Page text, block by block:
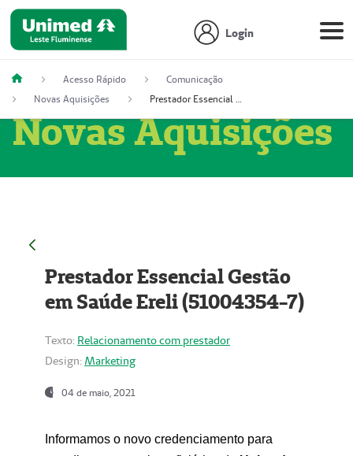
Login
Acesso Rápido
Comunicação
Novas Aquisições
Prestador Essencial Gestão em Saúde Ereli (51004354-7)
Novas Aquisições
Prestador Essencial Gestão
em Saúde Ereli (51004354-7)
Texto: Relacionamento com prestador
Design: Marketing
04 de maio, 2021
Informamos o novo credenciamento para